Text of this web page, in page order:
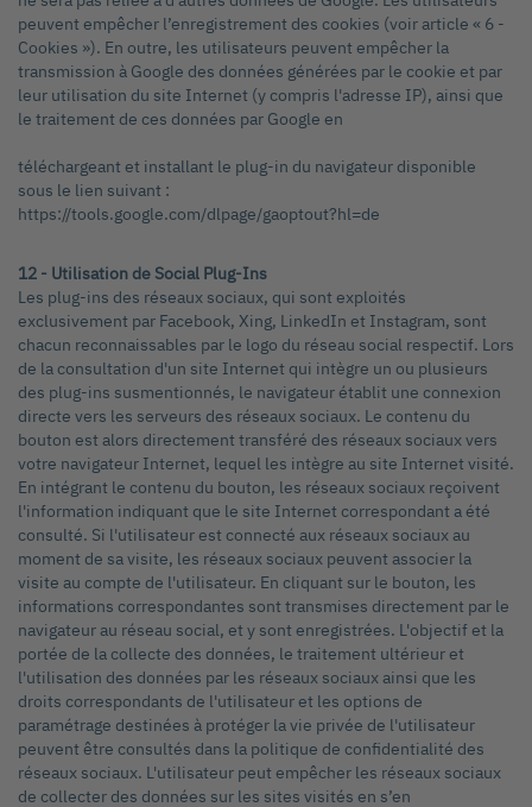
peuvent empêcher l’enregistrement des cookies (voir article « 6 -
Cookies »). En outre, les utilisateurs peuvent empêcher la
transmission à Google des données générées par le cookie et par
leur utilisation du site Internet (y compris l'adresse IP), ainsi que
le traitement de ces données par Google en
téléchargeant et installant le plug-in du navigateur disponible
sous le lien suivant :
https://tools.google.com/dlpage/gaoptout?hl=de
12 - Utilisation de Social Plug-Ins
Les plug-ins des réseaux sociaux, qui sont exploités
exclusivement par Facebook, Xing, LinkedIn et Instagram, sont
chacun reconnaissables par le logo du réseau social respectif. Lors
de la consultation d'un site Internet qui intègre un ou plusieurs
des plug-ins susmentionnés, le navigateur établit une connexion
directe vers les serveurs des réseaux sociaux. Le contenu du
bouton est alors directement transféré des réseaux sociaux vers
votre navigateur Internet, lequel les intègre au site Internet visité.
En intégrant le contenu du bouton, les réseaux sociaux reçoivent
l'information indiquant que le site Internet correspondant a été
consulté. Si l'utilisateur est connecté aux réseaux sociaux au
moment de sa visite, les réseaux sociaux peuvent associer la
visite au compte de l'utilisateur. En cliquant sur le bouton, les
informations correspondantes sont transmises directement par le
navigateur au réseau social, et y sont enregistrées. L'objectif et la
portée de la collecte des données, le traitement ultérieur et
l'utilisation des données par les réseaux sociaux ainsi que les
droits correspondants de l'utilisateur et les options de
paramétrage destinées à protéger la vie privée de l'utilisateur
peuvent être consultés dans la politique de confidentialité des
réseaux sociaux. L'utilisateur peut empêcher les réseaux sociaux
de collecter des données sur les sites visités en s’en